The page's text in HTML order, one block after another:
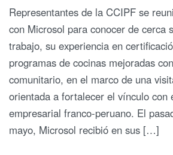
Representantes de la CCIPF se
con Microsol para conocer de cerca
trabajo, su experiencia en
programas de cocinas mejoradas
comunitario, en el marco de una
orientada a fortalecer el vínculo con
empresarial franco-peruano. El
mayo, Microsol recibió en sus […]